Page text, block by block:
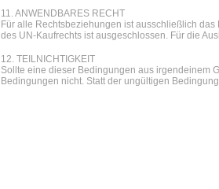
11. ANWENDBARES RECHT
Für alle Rechtsbeziehungen ist ausschließlich
des UN-Kaufrechts ist ausgeschlossen. Für die
12. TEILNICHTIGKEIT
Sollte eine dieser Bedingungen aus irgendeinem
Bedingungen nicht. Statt der ungültigen